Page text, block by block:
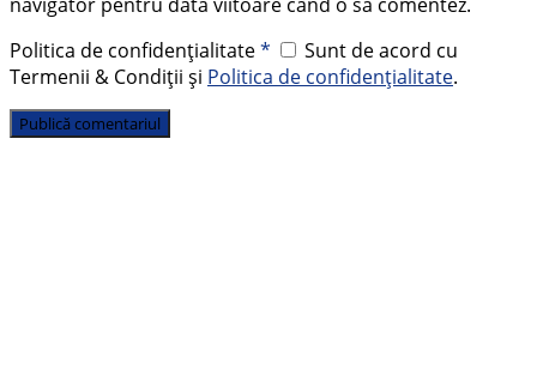
Politica de confidențialitate*
Sunt de acord cu
Termenii & Condiții și Politica de confidențialitate.